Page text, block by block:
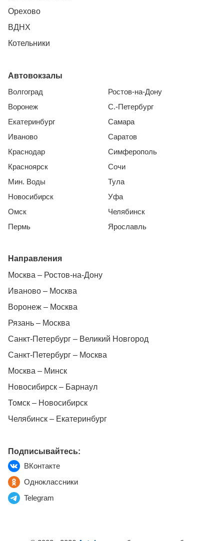
Орехово
ВДНХ
Котельники
Автовокзалы
Волгоград
Воронеж
Екатеринбург
Иваново
Краснодар
Красноярск
Мин. Воды
Новосибирск
Омск
Пермь
Ростов-на-Дону
С.-Петербург
Самара
Саратов
Симферополь
Сочи
Тула
Уфа
Челябинск
Ярославль
Направления
Москва – Ростов-на-Дону
Иваново – Москва
Воронеж – Москва
Рязань – Москва
Санкт-Петербург – Великий Новгород
Санкт-Петербург – Москва
Москва – Минск
Новосибирск – Барнаул
Томск – Новосибирск
Челябинск – Екатеринбург
Подписывайтесь:
ВКонтакте
Одноклассники
Telegram